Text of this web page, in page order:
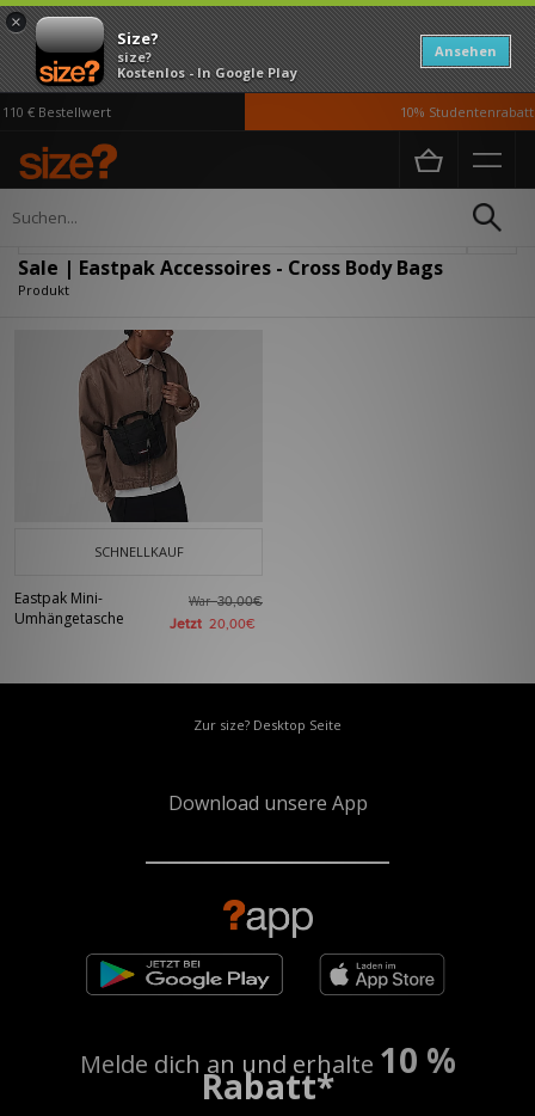
×
Size?
size?
Kostenlos - In Google Play
Ansehen
€ Bestellwert 10% Studentenrabatt
Home Herren
Sale | Eastpak Accessoires - Cross Body Bags
Produkt
SCHNELLKAUF
Eastpak Mini-
Umhängetasche
War30,00€
Jetzt 20,00€
Zur size? Desktop Seite
Download unsere App
Melde dich an und erhalte 10 %
Rabatt*